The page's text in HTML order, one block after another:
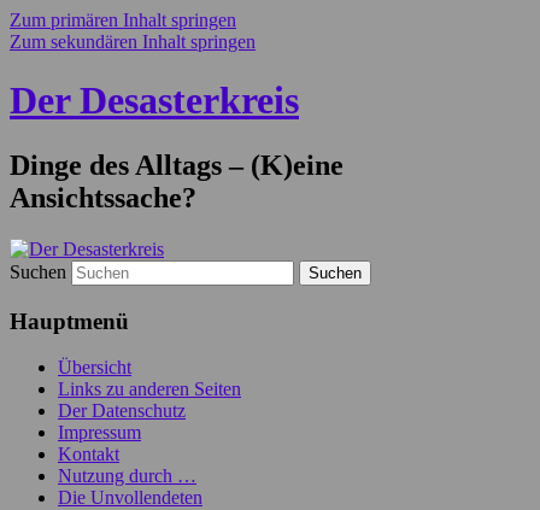
Zum primären Inhalt springen
Zum sekundären Inhalt springen
Der Desasterkreis
Dinge des Alltags – (K)eine
Ansichtssache?
Suchen
Hauptmenü
Übersicht
Links zu anderen Seiten
Der Datenschutz
Impressum
Kontakt
Nutzung durch …
Die Unvollendeten